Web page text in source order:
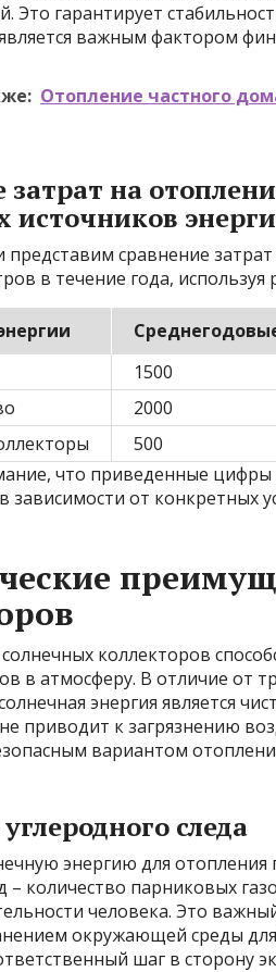
Это гарантирует
важным фактором
Отопление частного
затрат на
источников
представим сравнение
в течение года, используя
1500
2000
500
что приведенные цифры
зависимости от конкретных
коллекторов
в атмосферу. В отличие от
энергия является
приводит к загрязнению
вариантом
следа
энергию для
– количество парниковых
человека. Это
окружающей среды
шаг в сторону